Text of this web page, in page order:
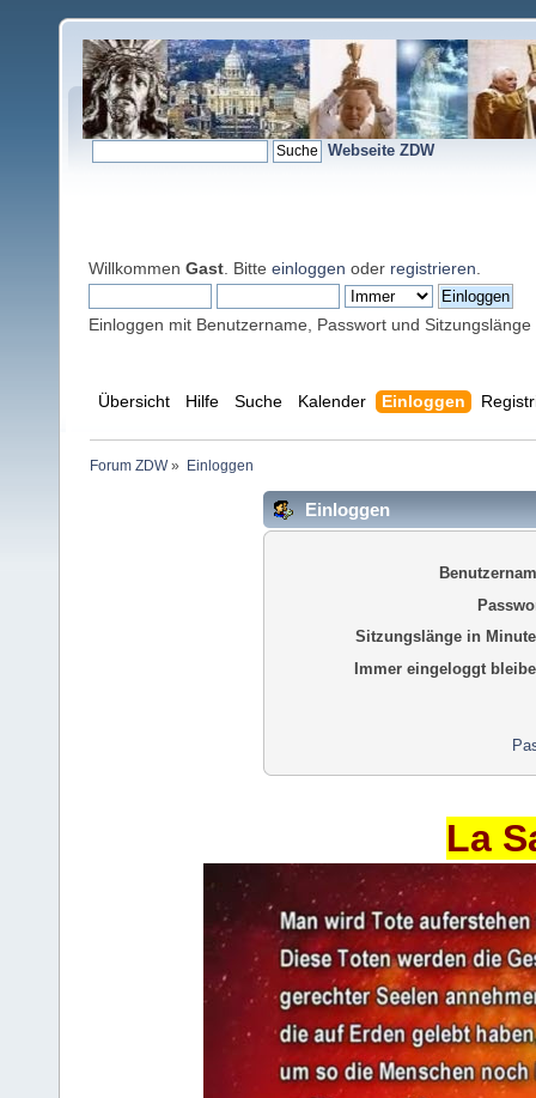
Webseite ZDW
Willkommen Gast . Bitte einloggen oder registrieren
Einloggen mit Benutzername, Passwort und Sitzungslänge
Übersicht Hilfe Suche Kalender Einloggen
Forum ZDW» Einloggen
Einloggen
Sitzungslänge in
Immer eingeloggt
La